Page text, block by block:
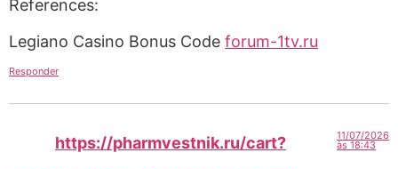
References:
Legiano Casino Bonus Code forum-1tv.ru
Responder
https://pharmvestnik.ru/cart?
11/07/2026
às 18:43